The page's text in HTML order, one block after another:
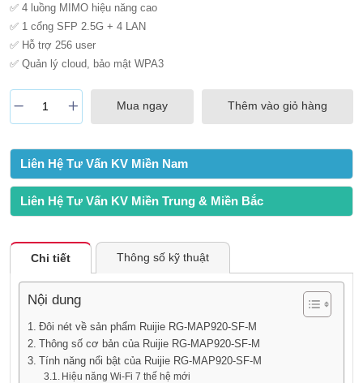
✅ 4 luồng MIMO hiệu năng cao
✅ 1 cổng SFP 2.5G + 4 LAN
✅ Hỗ trợ 256 user
✅ Quản lý cloud, bảo mật WPA3
Mua ngay Thêm vào giỏ hàng
Liên Hệ Tư Vấn KV Miền Nam
Liên Hệ Tư Vấn KV Miền Trung & Miền Bắc
Chi tiết Thông số kỹ thuật
Nội dung
Đôi nét về sản phẩm Ruijie RG-MAP920-SF-M
Thông số cơ bản của Ruijie RG-MAP920-SF-M
Tính năng nổi bật của Ruijie RG-MAP920-SF-M
Hiệu năng Wi-Fi 7 thế hệ mới